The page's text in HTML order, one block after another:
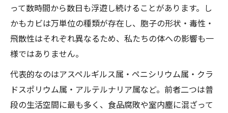
って数時間から数日も浮遊し続けることがあります。し
かもカビは万単位の種類が存在し、胞子の形状・毒性・
飛散性はそれぞれ異なるため、私たちの体への影響も一
様ではありません。
代表的なのはアスペルギルス属・ペニシリウム属・クラ
ドスポリウム属・アルテルナリア属など。前者二つは普
段の生活空間に最も多く、食品腐敗や室内塵に混ざって